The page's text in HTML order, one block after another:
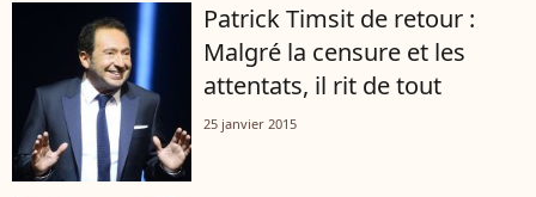
Patrick Timsit de retour :
Malgré la censure et les
attentats, il rit de tout
25 janvier 2015